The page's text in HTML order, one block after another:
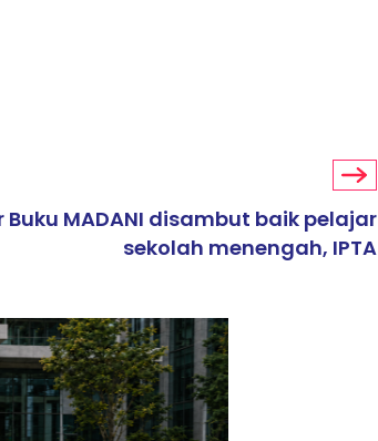
Buku MADANI disambut baik pelajar
sekolah menengah, IPTA